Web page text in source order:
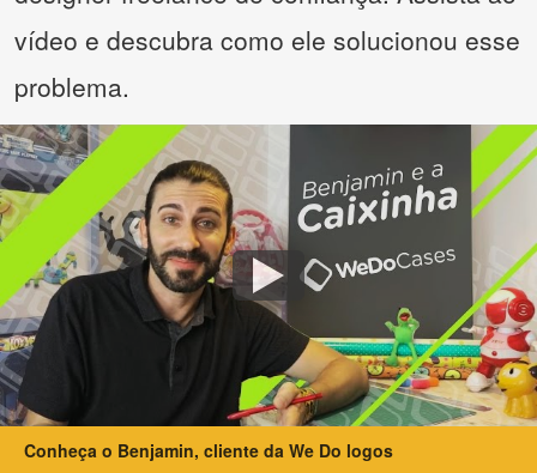
vídeo e descubra como ele solucionou esse
problema.
Conheça o Benjamin, cliente da We Do logos